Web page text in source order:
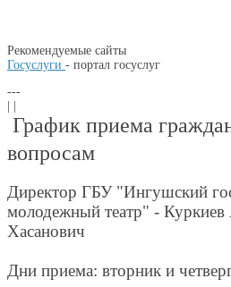
Рекомендуемые сайты
Госуслуги - портал госуслуг
---
График приема
вопросам
Директор ГБУ "Ингушский
молодежный театр" -
Хасанович
Дни приема: вторник и